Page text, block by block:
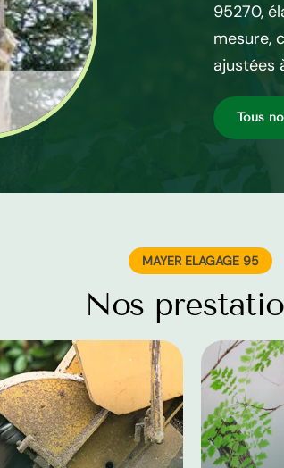
façon sécuritaire et sans
95270,
mesure,
ajustées
Tous
MAYER ELAGAGE 95
Nos